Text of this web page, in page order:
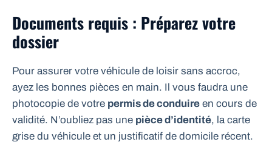
Documents requis : Préparez votre
dossier
Pour assurer votre véhicule de loisir sans accroc,
ayez les bonnes pièces en main. Il vous faudra une
photocopie de votre permis de conduire en cours de
validité. N’oubliez pas une pièce d’identité, la carte
grise du véhicule et un justificatif de domicile récent.